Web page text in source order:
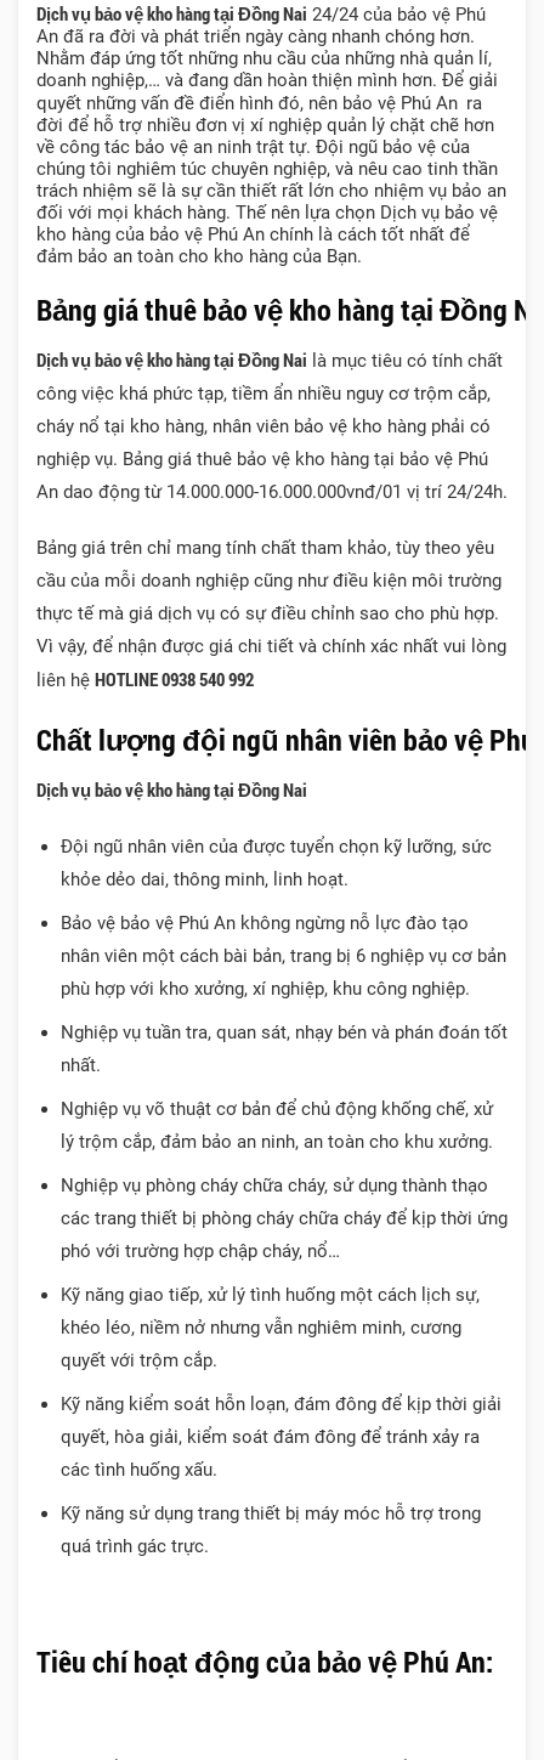
Dịch vụ bảo vệ kho hàngtại Đồng Nai 24/24 của bảo vệ Phú
An đã ra đời và phát triển ngày càng nhanh chóng hơn.
Nhằm đáp ứng tốt những nhu cầu của những nhà quản lí,
doanh nghiệp,… và đang dần hoàn thiện mình hơn. Để giải
quyết những vấn đề điển hình đó, nên bảo vệ Phú An ra
đời để hỗ trợ nhiều đơn vị xí nghiệp quản lý chặt chẽ hơn
về công tác bảo vệ an ninh trật tự. Đội ngũ bảo vệ của
chúng tôi nghiêm túc chuyên nghiệp, và nêu cao tinh thần
trách nhiệm sẽ là sự cần thiết rất lớn cho nhiệm vụ bảo an
đối với mọi khách hàng. Thế nên lựa chọn Dịch vụ bảo vệ
kho hàng của bảo vệ Phú An chính là cách tốt nhất để
đảm bảo an toàn cho kho hàng của Bạn.
Bảng giá thuê bảo vệ kho hàng tại Đồng
Dịch vụ bảo vệ kho hàngtại Đồng Nai là mục tiêu có tính chất
công việc khá phức tạp, tiềm ẩn nhiều nguy cơ trộm cắp,
cháy nổ tại kho hàng, nhân viên bảo vệ kho hàng phải có
nghiệp vụ. Bảng giá thuê bảo vệ kho hàng tại bảo vệ Phú
An dao động từ 14.000.000-16.000.000vnđ/01 vị trí 24/24h.
Bảng giá trên chỉ mang tính chất tham khảo, tùy theo yêu
cầu của mỗi doanh nghiệp cũng như điều kiện môi trường
thực tế mà giá dịch vụ có sự điều chỉnh sao cho phù hợp.
Vì vậy, để nhận được giá chi tiết và chính xác nhất vui lòng
liên hệ HOTLINE 0938 540 992
Chất lượng đội ngũ nhân viên bảo vệ Phú
Dịch vụ bảo vệ kho hàng tại Đồng Nai
Đội ngũ nhân viên của được tuyển chọn kỹ lưỡng, sức
khỏe dẻo dai, thông minh, linh hoạt.
Bảo vệ bảo vệ Phú An không ngừng nỗ lực đào tạo
nhân viên một cách bài bản, trang bị 6 nghiệp vụ cơ bản
phù hợp với kho xưởng, xí nghiệp, khu công nghiệp.
Nghiệp vụ tuần tra, quan sát, nhạy bén và phán đoán tốt
nhất.
Nghiệp vụ võ thuật cơ bản để chủ động khống chế, xử
lý trộm cắp, đảm bảo an ninh, an toàn cho khu xưởng.
Nghiệp vụ phòng cháy chữa cháy, sử dụng thành thạo
các trang thiết bị phòng cháy chữa cháy để kịp thời ứng
phó với trường hợp chập cháy, nổ…
Kỹ năng giao tiếp, xử lý tình huống một cách lịch sự,
khéo léo, niềm nở nhưng vẫn nghiêm minh, cương
quyết với trộm cắp.
Kỹ năng kiểm soát hỗn loạn, đám đông để kịp thời giải
quyết, hòa giải, kiểm soát đám đông để tránh xảy ra
các tình huống xấu.
Kỹ năng sử dụng trang thiết bị máy móc hỗ trợ trong
quá trình gác trực.
Tiêu chí hoạt động của bảo vệ Phú An: